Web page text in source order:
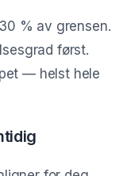
% av grensen.
først.
— helst hele